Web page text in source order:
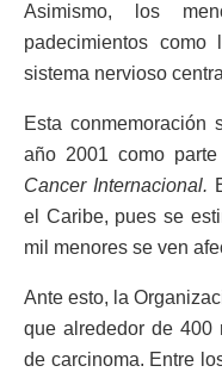
Asimismo, los
padecimientos
sistema nervioso
Esta conmemoración
año 2001 como
Cancer Internacional.
el Caribe, pues se
mil menores se ven
Ante esto, la
que alrededor de 400
de carcinoma. Entre